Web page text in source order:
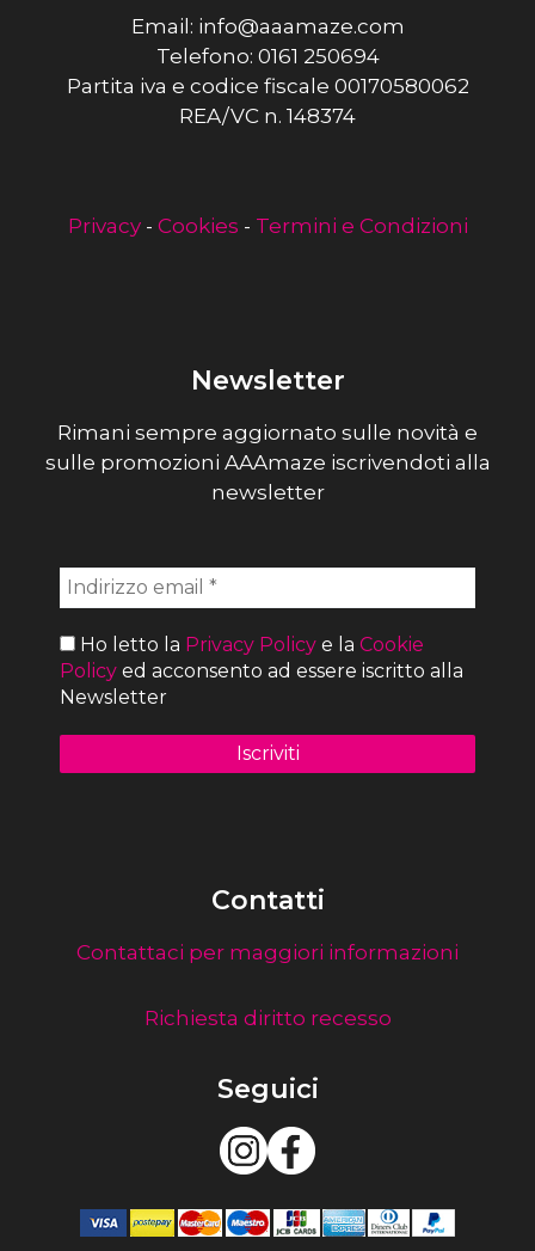
Email: info@aaamaze.com
Telefono: 0161 250694
Partita iva e codice fiscale 00170580062
REA/VC n. 148374
Privacy- Cookies - Termini e Condizioni
Newsletter
Rimani sempre aggiornato sulle novità e
sulle promozioni AAAmaze iscrivendoti alla
newsletter
Ho letto la Privacy Policy e la Cookie
Policy ed acconsento ad essere iscritto alla
Newsletter
Contatti
Contattaci per maggiori informazioni
Richiesta diritto recesso
Seguici